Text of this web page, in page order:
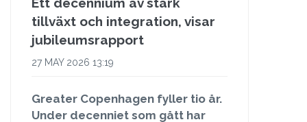
tillväxt och integration, visar
jubileumsrapport
27 MAY 2026 13:19
Greater Copenhagen fyller tio år.
Under decenniet som gått har